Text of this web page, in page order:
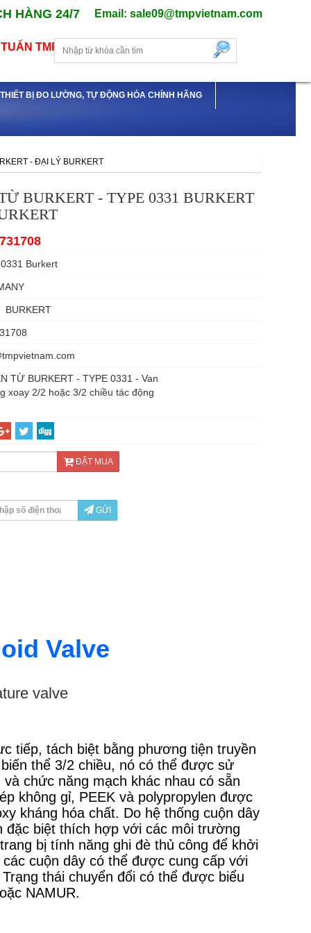
HÀNG 24/7
TUẤN TMP
Email: sale09@tmpvietnam.com
BỊ ĐO LƯỜNG, TỰ ĐỘNG HÓA CHÍNH HÃNG
- ĐẠI LÝ BURKERT
BURKERT - TYPE 0331 BURKERT
0331 Burkert
BURKERT
TỪ BURKERT - TYPE 0331 - Van
xoay 2/2 hoặc 3/2 chiều tác động
ĐẶT MUA
GỬI
Valve
valve
tiếp, tách biệt bằng phương tiện truyền
thể 3/2 chiều, nó có thể được sử
chức năng mạch khác nhau có sẵn
không gỉ, PEEK và polypropylen được
kháng hóa chất. Do hệ thống cuộn dây
đặc biệt thích hợp với các môi trường
bị tính năng ghi đè thủ công để khởi
cuộn dây có thể được cung cấp với
thái chuyển đổi có thể được biểu
NAMUR.